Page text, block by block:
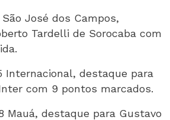
José dos Campos,
Tardelli de Sorocaba com
Internacional, destaque para
com 9 pontos marcados.
Mauá, destaque para Gustavo